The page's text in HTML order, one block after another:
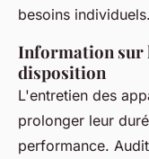
besoins individuels.
Information sur
disposition
L'entretien des
prolonger leur
performance.